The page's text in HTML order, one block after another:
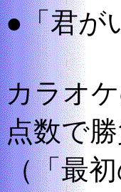
●「君が
カラオ
点数で
（「最